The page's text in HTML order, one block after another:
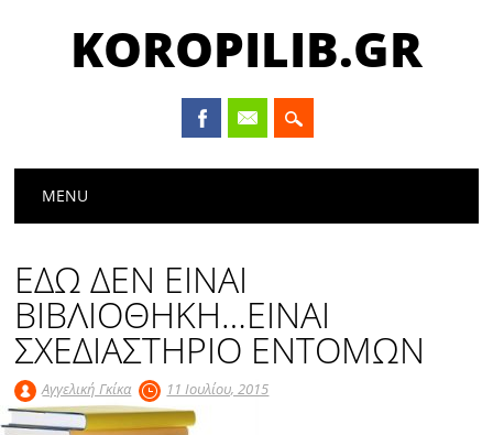
KOROPILIB.GR
Main menu
MENU
ΕΔΩ ΔΕΝ ΕΙΝΑΙ
ΒΙΒΛΙΟΘΗΚΗ…ΕΙΝΑΙ
ΣΧΕΔΙΑΣΤΗΡΙΟ ΕΝΤΟΜΩΝ
Αγγελική Γκίκα 11 Ιουλίου, 2015